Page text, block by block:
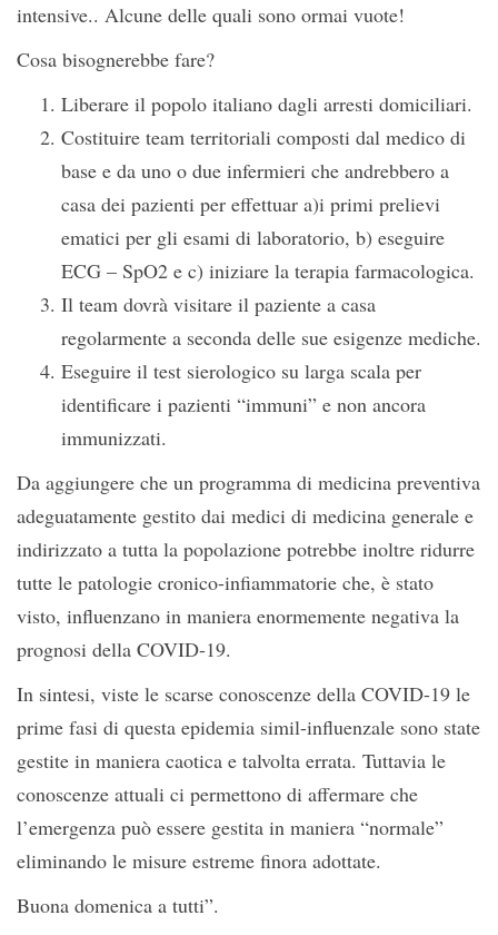
intensive.. Alcune delle quali sono ormai vuote!
Cosa bisognerebbe fare?
Liberare il popolo italiano dagli arresti domiciliari.
Costituire team territoriali composti dal medico di
base e da uno o due infermieri che andrebbero a
casa dei pazienti per effettuar a)i primi prelievi
ematici per gli esami di laboratorio, b) eseguire
ECG – SpO2 e c) iniziare la terapia farmacologica.
Il team dovrà visitare il paziente a casa
regolarmente a seconda delle sue esigenze mediche.
Eseguire il test sierologico su larga scala per
identificare i pazienti “immuni” e non ancora
immunizzati.
Da aggiungere che un programma di medicina preventiva
adeguatamente gestito dai medici di medicina generale e
indirizzato a tutta la popolazione potrebbe inoltre ridurre
tutte le patologie cronico-infiammatorie che, è stato
visto, influenzano in maniera enormemente negativa la
prognosi della COVID-19.
In sintesi, viste le scarse conoscenze della COVID-19 le
prime fasi di questa epidemia simil-influenzale sono state
gestite in maniera caotica e talvolta errata. Tuttavia le
conoscenze attuali ci permettono di affermare che
l’emergenza può essere gestita in maniera “normale”
eliminando le misure estreme finora adottate.
Buona domenica a tutti”.